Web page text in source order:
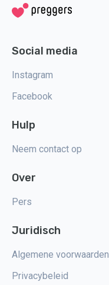
Social media
Instagram
Facebook
Hulp
Neem contact op
Over
Pers
Juridisch
Algemene voorwaarden
Privacybeleid